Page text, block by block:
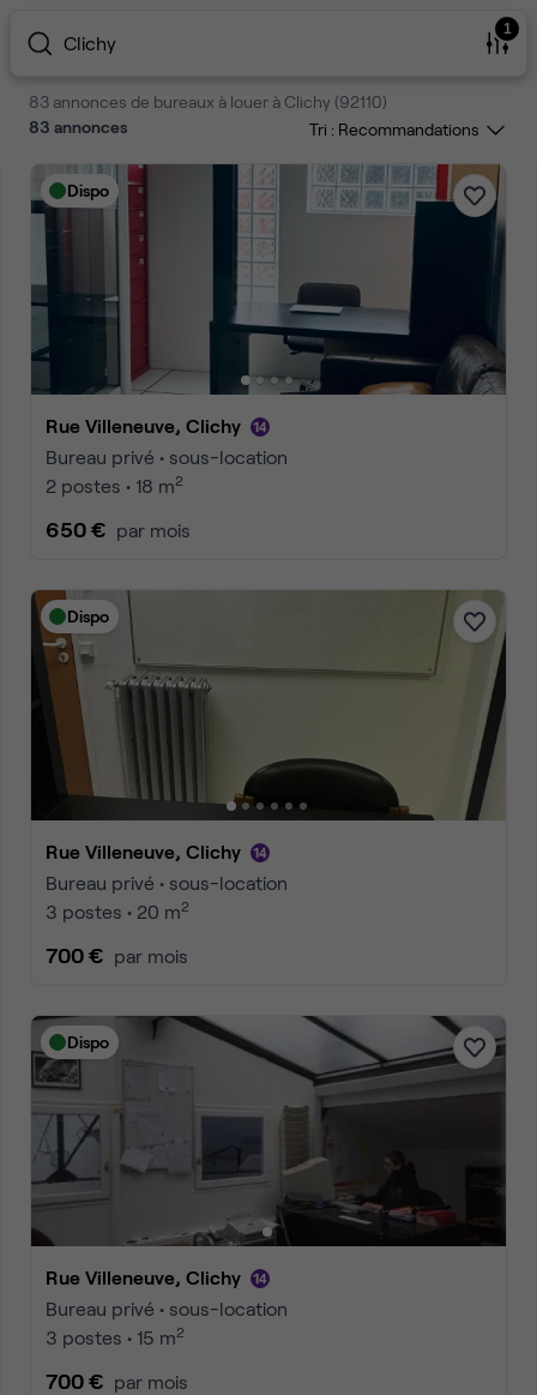
Clichy
1
83 annonces de bureaux à louer à Clichy (92110)
83 annonces Tri :
Dispo
Rue Villeneuve, Clichy
Bureau privé • sous-location
2 postes • 18 m2
650 € par mois
Dispo
Rue Villeneuve, Clichy
Bureau privé • sous-location
3 postes • 20 m2
700 € par mois
Dispo
Rue Villeneuve, Clichy
Bureau privé • sous-location
3 postes • 15 m2
700 € par mois